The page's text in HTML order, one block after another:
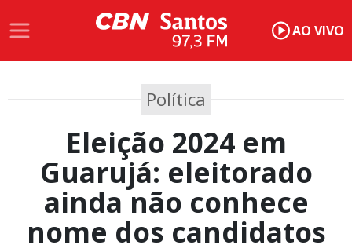
AO VIVO
Política
Eleição 2024 em
Guarujá: eleitorado
ainda não conhece
nome dos candidatos